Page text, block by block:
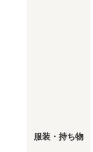
服装・持ち物